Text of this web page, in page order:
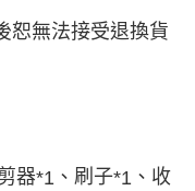
恕無法接受退換貨
器*1 、刷子*1 、收